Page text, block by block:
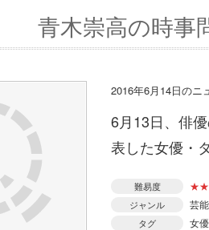
青木崇高の時事
2016年6月14日のニ
6月13日、俳
表した女優・
難易度 ★★
ジャンル 芸
タグ 女優